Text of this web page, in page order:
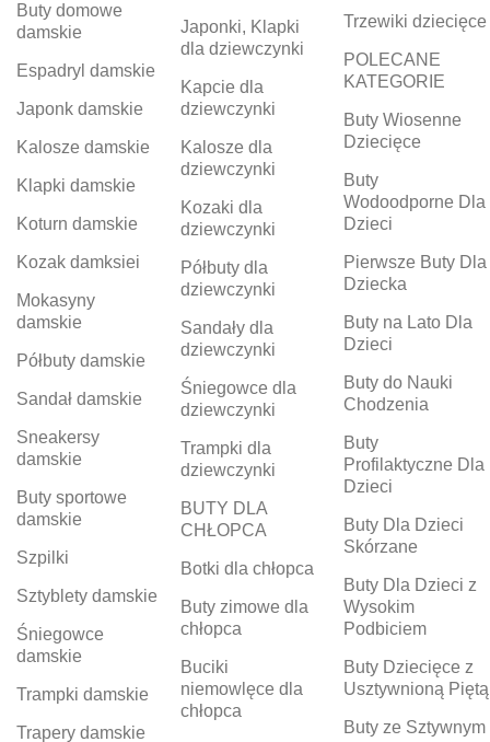
Buty domowe
damskie
Espadryl damskie
Japonk damskie
Kalosze damskie
Klapki damskie
Koturn damskie
Kozak damksiei
Mokasyny
damskie
Półbuty damskie
Sandał damskie
Sneakersy
damskie
Buty sportowe
damskie
Szpilki
Sztyblety damskie
Śniegowce
damskie
Trampki damskie
Trapery damskie
Japonki, Klapki
dla dziewczynki
Kapcie dla
dziewczynki
Kalosze dla
dziewczynki
Kozaki dla
dziewczynki
Półbuty dla
dziewczynki
Sandały dla
dziewczynki
Śniegowce dla
dziewczynki
Trampki dla
dziewczynki
BUTY DLA
CHŁOPCA
Botki dla chłopca
Buty zimowe dla
chłopca
Buciki
niemowlęce dla
chłopca
Trzewiki dziecięce
POLECANE
KATEGORIE
Buty Wiosenne
Dziecięce
Buty
Wodoodporne Dla
Dzieci
Pierwsze Buty Dla
Dziecka
Buty na Lato Dla
Dzieci
Buty do Nauki
Chodzenia
Buty
Profilaktyczne Dla
Dzieci
Buty Dla Dzieci
Skórzane
Buty Dla Dzieci z
Wysokim
Podbiciem
Buty Dziecięce z
Usztywnioną Piętą
Buty ze Sztywnym